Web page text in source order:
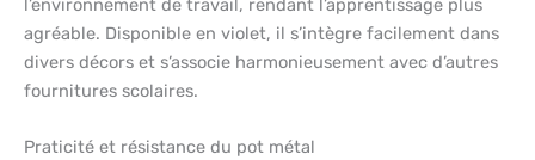
l’environnement de travail, rendant l’apprentissage plus
agréable. Disponible en violet, il s’intègre facilement dans
divers décors et s’associe harmonieusement avec d’autres
fournitures scolaires.
Praticité et résistance du pot métal